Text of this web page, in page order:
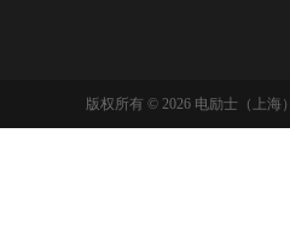
版权所有 © 2026 电励士（上